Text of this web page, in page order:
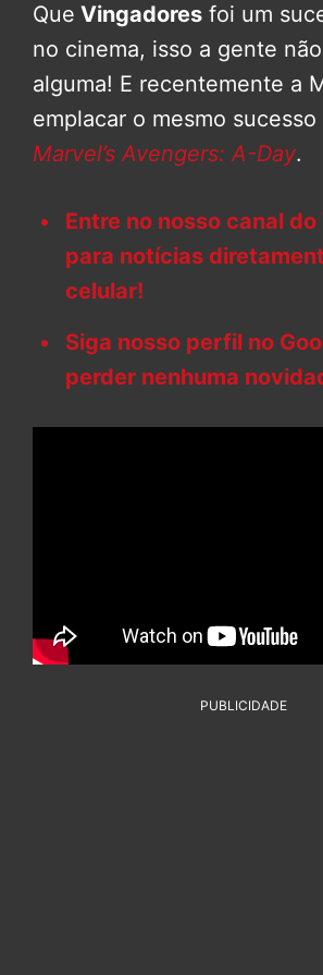
Que Vingadores foi um
no cinema, isso a gente
alguma! E recentemente a
emplacar o mesmo
Marvel’s Avengers: A-Day.
Entre no nosso canal
para notícias
celular!
Siga nosso perfil no
perder nenhuma
PUBLICIDADE